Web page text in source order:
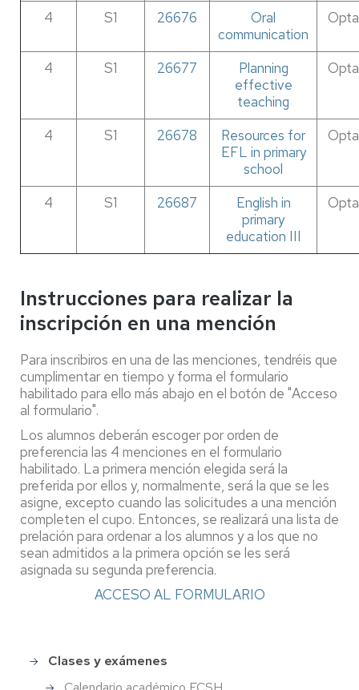
4 S1 26676
Oral
communication
4 S1 26677
Planning
effective
teaching
4 S1 26678
Resources for
EFL in primary
school
4 S1 26687
English in
primary
education III
Instrucciones para realizar la
inscripción en una mención
Para inscribiros en una de las menciones, tendréis que
cumplimentar en tiempo y forma el formulario
habilitado para ello más abajo en el botón de "Acceso
al formulario".
Los alumnos deberán escoger por orden de
preferencia las 4 menciones en el formulario
habilitado. La primera mención elegida será la
preferida por ellos y, normalmente, será la que se les
asigne, excepto cuando las solicitudes a una mención
completen el cupo. Entonces, se realizará una lista de
prelación para ordenar a los alumnos y a los que no
sean admitidos a la primera opción se les será
asignada su segunda preferencia.
ACCESO AL FORMULARIO
Grado
Info
Clases y exámenes